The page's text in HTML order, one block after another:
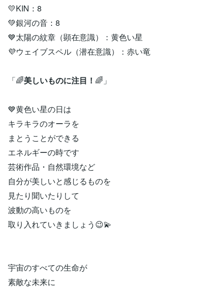
💛KIN：8
💚銀河の音：8
💙太陽の紋章（顕在意識）：黄色い星
💜ウェイブスペル（潜在意識）：赤い竜
「🌈美しいものに注目！ 🌈」
💙黄色い星の日は
キラキラのオーラを
まとうことができる
エネルギーの時です
芸術作品・自然環境など
自分が美しいと感じるものを
見たり聞いたりして
波動の高いものを
取り入れていきましょう😉💫
宇宙のすべての生命が
素敵な未来に